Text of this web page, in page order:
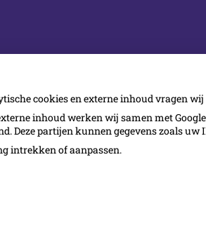
cookies en externe inhoud vragen
inhoud werken wij samen met
Deze partijen kunnen gegevens zoals uw
intrekken of aanpassen.